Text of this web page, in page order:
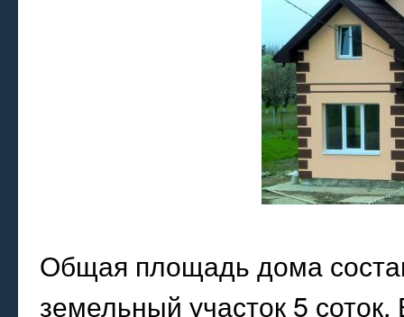
Общая площадь дома
земельный участок 5